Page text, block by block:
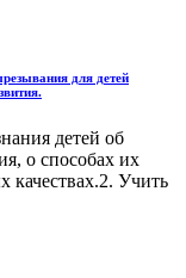
для детей
детей об
о способах их
качествах.2. Учить